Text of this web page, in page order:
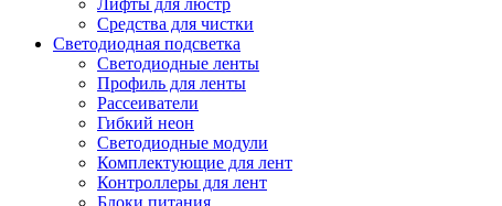
Лифты для люстр
Средства для чистки
Светодиодная подсветка
Светодиодные ленты
Профиль для ленты
Рассеиватели
Гибкий неон
Светодиодные модули
Комплектующие для лент
Контроллеры для лент
Блоки питания